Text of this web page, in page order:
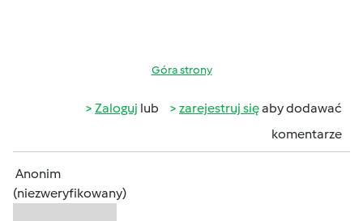
Góra strony
Zaloguj lub zarejestruj sięaby dodawać
komentarze
Anonim
(niezweryfikowany)